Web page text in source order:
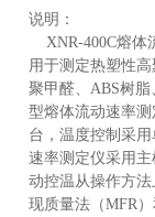
说明：
XNR-400C熔体
用于测定热塑性
聚甲醛、ABS树
型熔体流动速率
台，温度控制采
速率测定仪采用
动控温从操作方
现质量法（MFR